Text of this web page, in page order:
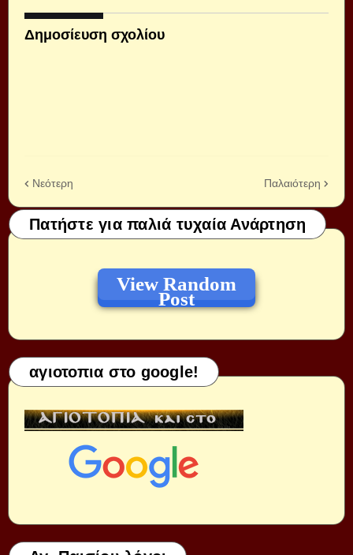
Δημοσίευση σχολίου
Νεότερη Παλαιότερη
Πατήστε για παλιά τυχαία Ανάρτηση
View Random
Post
αγιοτοπια στο google!